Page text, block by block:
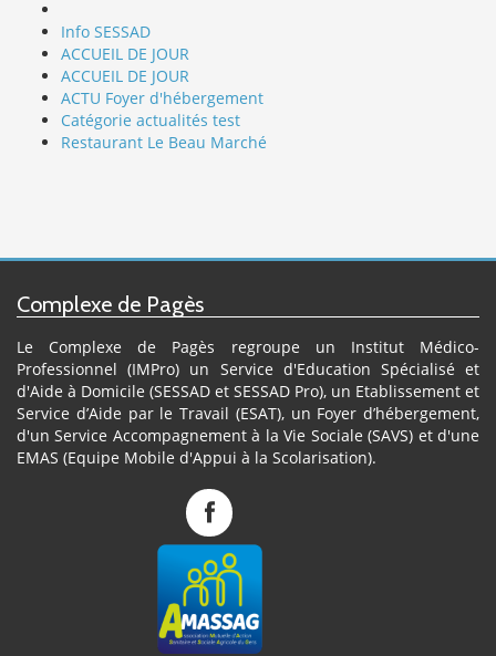
Info SESSAD
ACCUEIL DE JOUR
ACCUEIL DE JOUR
ACTU Foyer d'hébergement
Catégorie actualités test
Restaurant Le Beau Marché
Complexe de Pagès
Le Complexe de Pagès regroupe un Institut Médico-
Professionnel (IMPro) un Service d'Education Spécialisé et
d'Aide à Domicile (SESSAD et SESSAD Pro), un Etablissement et
Service d’Aide par le Travail (ESAT), un Foyer d’hébergement,
d'un Service Accompagnement à la Vie Sociale (SAVS) et d'une
EMAS (Equipe Mobile d'Appui à la Scolarisation).
Complexe
Pagès
sur